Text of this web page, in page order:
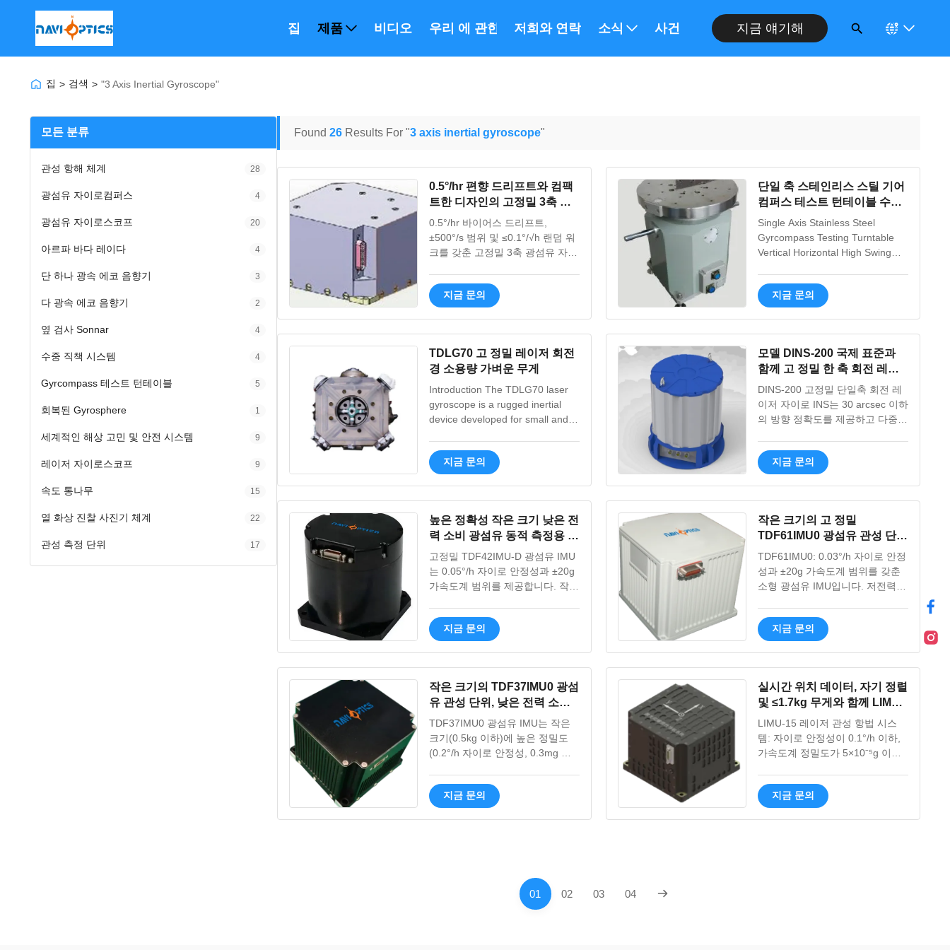
집 제품 비디오 우리 에 관한 것저희와 연락 소식 사건 지금 얘기해
집 > 검색 > "3 Axis Inertial Gyroscope"
모든 분류
관성 항해 체계 28
광섬유 자이로컴퍼스 4
광섬유 자이로스코프 20
아르파 바다 레이다 4
단 하나 광속 에코 음향기 3
다 광속 에코 음향기 2
옆 검사 Sonnar 4
수중 직책 시스템 4
Gyrcompass 테스트 턴테이블 5
회복된 Gyrosphere 1
세계적인 해상 고민 및 안전 시스템 9
레이저 자이로스코프 9
속도 통나무 15
열 화상 진찰 사진기 체계 22
관성 측정 단위 17
Found 26 Results For "3 axis inertial gyroscope"
0.5°/hr 편향 드리프트와 컴팩
트한 디자인의 고정밀 3축 광
섬유 자이로스코프
0.5°/hr 바이어스 드리프트,
±500°/s 범위 및 ≤0.1°/√h 랜덤 워
크를 갖춘 고정밀 3축 광섬유 자이
야에서 정밀한 관성 측정을 위한
컴팩트한 디자인(Φ79.5mm), 견고
지금 문의
단일 축 스테인리스 스틸 기어
컴퍼스 테스트 턴테이블 수직
및 수평 응용 프로그램에 대한
높은 스윙 정확성
Single Axis Stainless Steel
Gyrcompass Testing Turntable
Vertical Horizontal High Swing
Equipment Product Overview
This single-axis rotary table
designed for high-precision
testing of inertial navigation
components with exceptional
swing accuracy. Technical
Specifications Type Vertical
Vertical Horizontal Vertical
Functions
지금 문의
TDLG70 고 정밀 레이저 회전
경 소용량 가벼운 무게
Introduction The TDLG70 laser
gyroscope is a rugged inertial
device developed for small and
fully benchmarked against the
GG1308 laser gyroscope and
resistance to shock overload
3,Insensitive to temperature and
electromagnetism 4,Small
volume, light weight, low cost
Application Scope Mainly used in
navigation,
지금 문의
모델 DINS-200 국제 표준과
함께 고 정밀 한 축 회전 레이
저 자이로스코프 관성 내비게
이션 시스템
DINS-200 고정밀 단일축 회전 레
이저 자이로 INS는 30 arcsec 이하
의 방향 정확도를 제공하고 다중
지원하며 온라인 자체 교정 기능을
제공합니다. 선박, UUV 및 미사일
지금 문의
높은 정확성 작은 크기 낮은 전
력 소비 광섬유 동적 측정용 관
성 단위
고정밀 TDF42IMU-D 광섬유 IMU
는 0.05°/h 자이로 안정성과 ±20g
가속도계 범위를 제공합니다. 작고
서 작동하며 정밀 동작 감지가 필
요한 무인 플랫폼 및 무기 시스템
지금 문의
작은 크기의 고 정밀
TDF61IMU0 광섬유 관성 단
위, 지상 및 항공 무기 플랫폼
에 낮은 전력 소비
TDF61IMU0: 0.03°/h 자이로 안정
성과 ±20g 가속도계 범위를 갖춘
소형 광섬유 IMU입니다. 저전력
니다. 최소한의 공간에서 높은 정
밀도를 요구하는 육상/공중 무기
지금 문의
작은 크기의 TDF37IMU0 광섬
유 관성 단위, 낮은 전력 소비
와 동적 측정에 대한 높은 정확
성
TDF37IMU0 광섬유 IMU는 작은
크기(0.5kg 이하)에 높은 정밀도
(0.2°/h 자이로 안정성, 0.3mg 가
폼 및 미사일 시스템에 이상적인
저전력(8W 이하), 넓은 온도 범위
지금 문의
실시간 위치 데이터, 자기 정렬
및 ≤1.7kg 무게와 함께 LIMU-
15 레이저 자이로스코프 관성
내비게이션 시스템
LIMU-15 레이저 관성 항법 시스
템: 자이로 안정성이 0.1°/h 이하,
가속도계 정밀도가 5×10⁻⁵g 이하,
스트랩다운 항법 시스템입니다. 컴
팩트하고 견고한 디자인(-40°C ~
지금 문의
01 02 03 04